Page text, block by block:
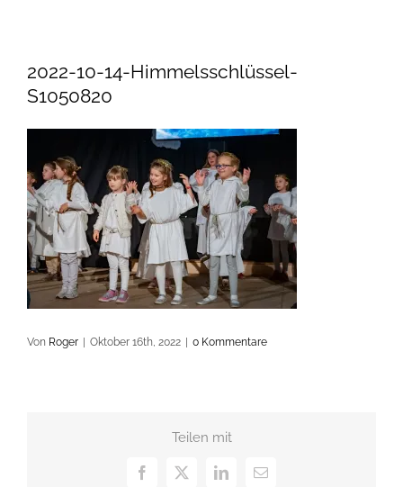
2022-10-14-Himmelsschlüssel-
S1050820
Von Roger Oktober 16th, 2022 0 Kommentare
Teilen mit
Facebook
X LinkedIn
E-